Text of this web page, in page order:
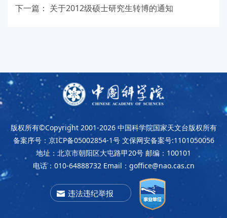
下一篇： 关于2012级硕士研究生转博的通知
版权所有©Copyright 2001-2026 中国科学院国家天文台版权所有
备案序号：京ICP备05002854-1号 文保网安备案号:1101050056
地址：北京市朝阳区大屯路甲20号 邮编：100101
电话：010-64888732 Email：goffice@nao.cas.cn
违法违纪举报